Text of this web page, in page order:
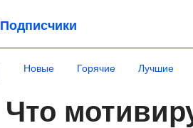
Подписчики
Новые Горячие Лучшие
Что